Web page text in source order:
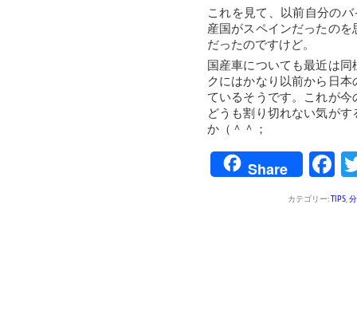
これを見て、以前自分の
産国がスペインだったの
だったのですけど。
国産車についても最近は
クにはかなり以前から日
ているそうです。これが
どうも割り切れない気が
か（＾＾；
Share
カテゴリー: TIPS,